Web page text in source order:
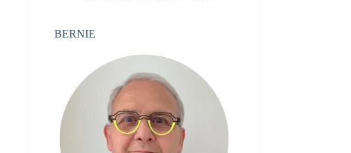
BERNIE